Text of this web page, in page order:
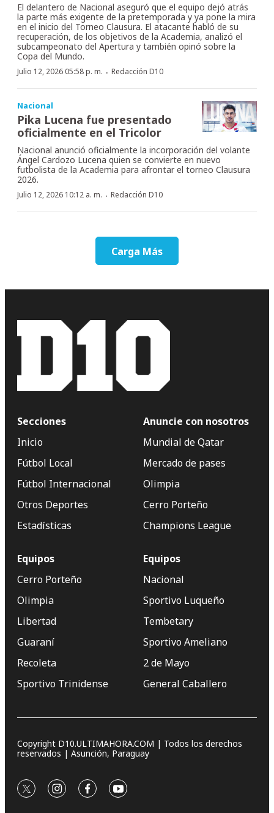
El delantero de Nacional aseguró que el equipo dejó atrás
la parte más exigente de la pretemporada y ya pone la mira
en el inicio del Torneo Clausura. El atacante habló de su
recuperación, de los objetivos de la Academia, analizó el
subcampeonato del Apertura y también opinó sobre la
Copa del Mundo.
Julio 12, 2026 05:58 p. m. · Redacción D10
Nacional
Pika Lucena fue presentado
oficialmente en el Tricolor
Nacional anunció oficialmente la incorporación del volante
Ángel Cardozo Lucena quien se convierte en nuevo
futbolista de la Academia para afrontar el torneo Clausura
2026.
Julio 12, 2026 10:12 a. m. · Redacción D10
Carga Más
Secciones
Inicio
Fútbol Local
Fútbol Internacional
Otros Deportes
Estadísticas
Anuncie con nosotros
Mundial de Qatar
Mercado de pases
Olimpia
Cerro Porteño
Champions League
Equipos
Cerro Porteño
Olimpia
Libertad
Guaraní
Recoleta
Sportivo Trinidense
Equipos
Nacional
Sportivo Luqueño
Tembetary
Sportivo Ameliano
2 de Mayo
General Caballero
Copyright D10.ULTIMAHORA.COM | Todos los derechos
reservados | Asunción, Paraguay
twitterinstagram
facebookyoutube